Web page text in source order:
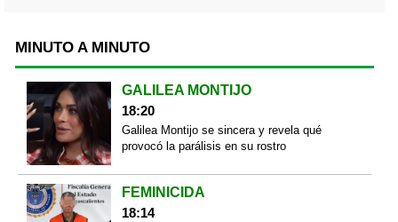
MINUTO A MINUTO
GALILEA MONTIJO
18:20
Galilea Montijo se sincera y revela qué
provocó la parálisis en su rostro
FEMINICIDA
18:14